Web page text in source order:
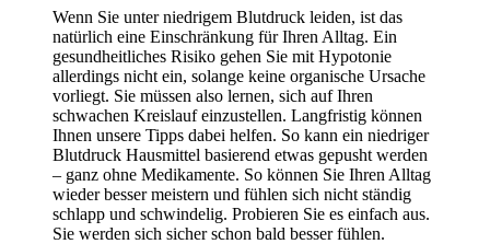
Wenn Sie unter niedrigem Blutdruck leiden, ist das
natürlich eine Einschränkung für Ihren Alltag. Ein
gesundheitliches Risiko gehen Sie mit Hypotonie
allerdings nicht ein, solange keine organische Ursache
vorliegt. Sie müssen also lernen, sich auf Ihren
schwachen Kreislauf einzustellen. Langfristig können
Ihnen unsere Tipps dabei helfen. So kann ein niedriger
Blutdruck Hausmittel basierend etwas gepusht werden
– ganz ohne Medikamente. So können Sie Ihren Alltag
wieder besser meistern und fühlen sich nicht ständig
schlapp und schwindelig. Probieren Sie es einfach aus.
Sie werden sich sicher schon bald besser fühlen.